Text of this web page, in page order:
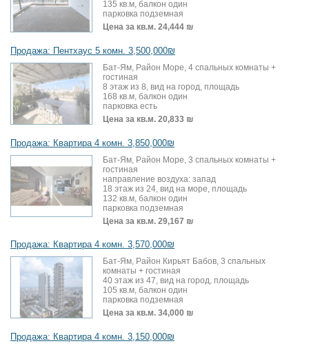
135 кв.м, балкон один
парковка подземная
Цена за кв.м. 24,444 ₪
Продажа: Пентхаус 5 комн. 3,500,000₪
Бат-Ям, Район Море, 4 спальных комнаты +
гостиная
8 этаж из 8, вид на город, площадь
168 кв.м, балкон один
парковка есть
Цена за кв.м. 20,833 ₪
Продажа: Квартира 4 комн. 3,850,000₪
Бат-Ям, Район Море, 3 спальных комнаты +
гостиная
направление воздуха: запад
18 этаж из 24, вид на море, площадь
132 кв.м, балкон один
парковка подземная
Цена за кв.м. 29,167 ₪
Продажа: Квартира 4 комн. 3,570,000₪
Бат-Ям, Район Кирьят Бабов, 3 спальных
комнаты + гостиная
40 этаж из 47, вид на город, площадь
105 кв.м, балкон один
парковка подземная
Цена за кв.м. 34,000 ₪
Продажа: Квартира 4 комн. 3,150,000₪